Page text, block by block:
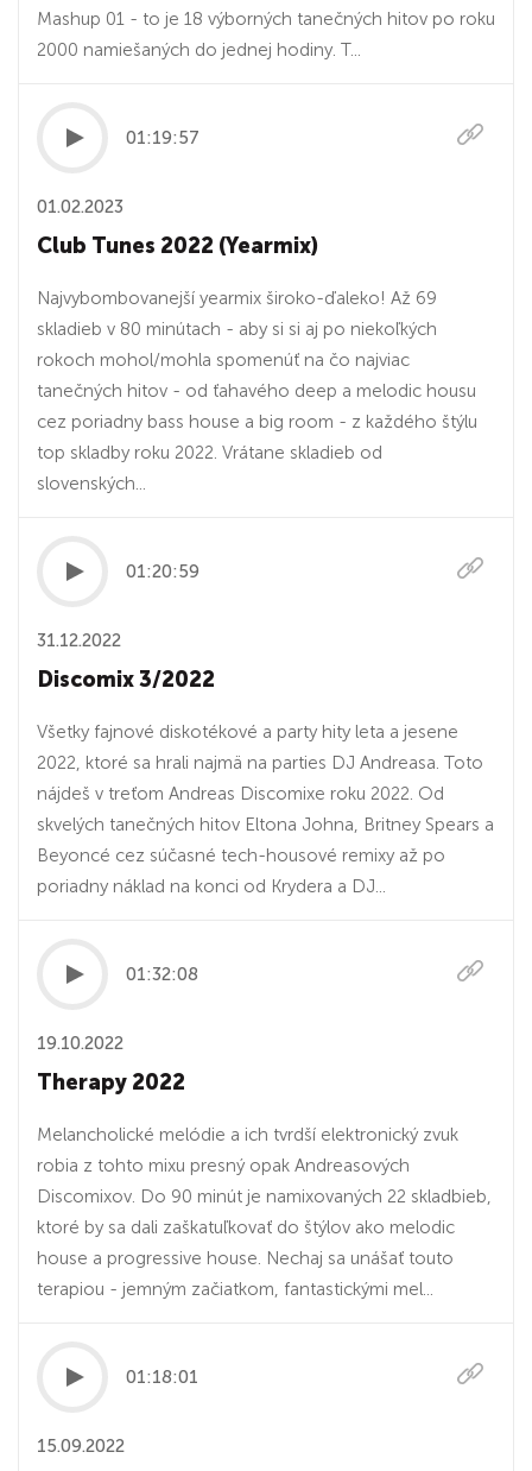
Mashup 01 - to je 18 výborných tanečných hitov po roku
2000 namiešaných do jednej hodiny. T...
01:19:57
01.02.2023
Club Tunes 2022 (Yearmix)
Najvybombovanejší yearmix široko-ďaleko! Až 69
skladieb v 80 minútach - aby si si aj po niekoľkých
rokoch mohol/mohla spomenúť na čo najviac
tanečných hitov - od ťahavého deep a melodic housu
cez poriadny bass house a big room - z každého štýlu
top skladby roku 2022. Vrátane skladieb od
slovenských...
01:20:59
31.12.2022
Discomix 3/2022
Všetky fajnové diskotékové a party hity leta a jesene
2022, ktoré sa hrali najmä na parties DJ Andreasa. Toto
nájdeš v treťom Andreas Discomixe roku 2022. Od
skvelých tanečných hitov Eltona Johna, Britney Spears a
Beyoncé cez súčasné tech-housové remixy až po
poriadny náklad na konci od Krydera a DJ...
01:32:08
19.10.2022
Therapy 2022
Melancholické melódie a ich tvrdší elektronický zvuk
robia z tohto mixu presný opak Andreasových
Discomixov. Do 90 minút je namixovaných 22 skladbieb,
ktoré by sa dali zaškatuľkovať do štýlov ako melodic
house a progressive house. Nechaj sa unášať touto
terapiou - jemným začiatkom, fantastickými mel...
01:18:01
15.09.2022